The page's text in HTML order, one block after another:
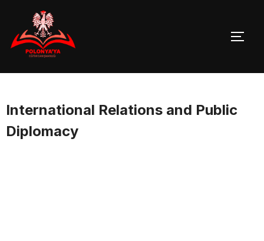
content
International Relations and Public
Diplomacy